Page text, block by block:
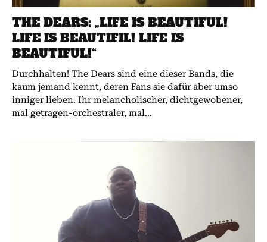
THE DEARS: „LIFE IS BEAUTIFUL!
LIFE IS BEAUTIFIL! LIFE IS
BEAUTIFUL!“
Durchhalten! The Dears sind eine dieser Bands, die
kaum jemand kennt, deren Fans sie dafür aber umso
inniger lieben. Ihr melancholischer, dichtgewobener,
mal getragen-orchestraler, mal...